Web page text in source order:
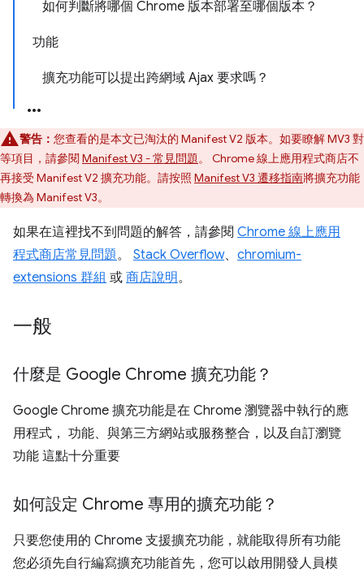
如何判斷將哪個 Chrome 版本部署至哪個版本？
功能
擴充功能可以提出跨網域 Ajax 要求嗎？
警告： 您查看的是本文已淘汰的 Manifest V2 版本。如要瞭解 MV3 對
等項目，請參閱 Manifest V3 - 常見問題。 Chrome 線上應用程式商店不
再接受 Manifest V2 擴充功能。請按照 Manifest V3 遷移指南將擴充功能
轉換為 Manifest V3。
如果在這裡找不到問題的解答，請參閱 Chrome 線上應用
程式商店常見問題。 Stack Overflow、 chromium-
extensions 群組 或 商店說明。
一般
什麼是 Google Chrome 擴充功能？
Google Chrome 擴充功能是在 Chrome 瀏覽器中執行的應
用程式， 功能、與第三方網站或服務整合，以及自訂瀏覽
功能 這點十分重要
如何設定 Chrome 專用的擴充功能？
只要您使用的 Chrome 支援擴充功能，就能取得所有功能
您必須先自行編寫擴充功能首先，您可以啟用開發人員模